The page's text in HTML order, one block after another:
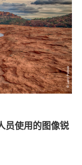
员使用的图像锐